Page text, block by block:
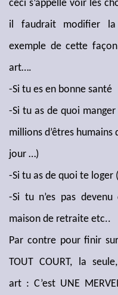
ceci s’appelle voir les
il faudrait modifier la
exemple de cette
art….
-Si tu es en bonne santé
-Si tu as de quoi
millions d’êtres
jour …)
-Si tu as de quoi te loger
-Si tu n’es pas
maison de retraite etc..
Par contre pour finir
TOUT COURT, la
art : C’est UNE